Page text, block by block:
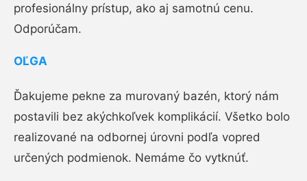
profesionálny prístup, ako aj samotnú cenu.
Odporúčam.
OĽGA
Ďakujeme pekne za murovaný bazén, ktorý nám
postavili bez akýchkoľvek komplikácií. Všetko bolo
realizované na odbornej úrovni podľa vopred
určených podmienok. Nemáme čo vytknúť.